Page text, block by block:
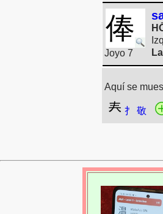
俸
Joyo 7
Aquí se
扌 敬